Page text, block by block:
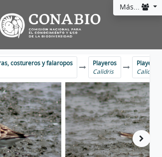
Más...
costureros y falaropos
Playeros
Calidris
Playero
Calidris